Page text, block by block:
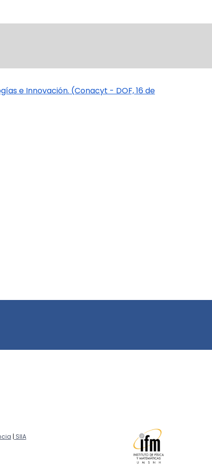
e Innovación. (Conacyt - DOF, 16 de
| SIIA